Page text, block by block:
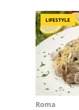
LIFESTYLE
Roma